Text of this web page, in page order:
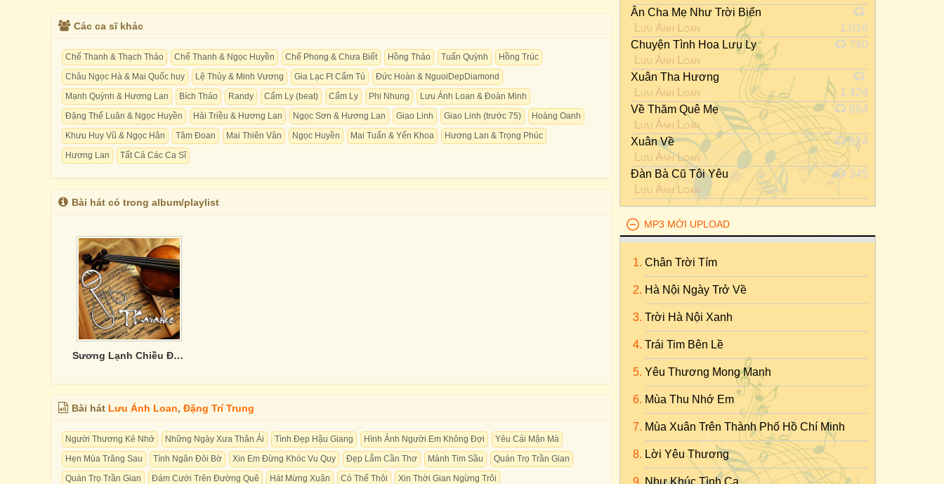
Các ca sĩ khác
Chế Thanh & Thạch Thảo Chế Thanh & Ngọc Huyền Chế Phong & Chưa Biết Hồng Thảo Tuấn Quỳnh
Hồng Trúc
Châu Ngọc Hà & Mai Quốc huy
Lệ Thủy & Minh Vương Gia Lạc Ft Cẩm Tú
Đức Hoàn & NguoiDepDiamond
Mạnh Quỳnh & Hương Lan
Bích Thảo Randy Cẩm Ly (beat) Cẩm Ly Phi Nhung
Lưu Ánh Loan & Đoàn Minh
Đặng Thế Luân & Ngọc Huyền
Hải Triều & Hương Lan Ngọc Sơn & Hương Lan Giao Linh Giao Linh (trước 75)
Hoàng Oanh
Khưu Huy Vũ & Ngọc Hân
Tâm Đoan Mai Thiên Vân Ngọc Huyền Mai Tuấn & Yến Khoa
Hương Lan & Trọng Phúc
Hương Lan
Tất Cả Các Ca Sĩ
Bài hát có trong album/playlist
Sương Lạnh Chiều Đông- Lưu Ánh Loan
Bài hát Lưu Ánh Loan, Đặng Trí Trung
Người Thương Kẻ Nhớ Những Ngày Xưa Thân Ái Tình Đẹp Hậu Giang Hình Ảnh Người Em Không Đợi
Yêu Cái Mặn Mà
Hẹn Mùa Trăng Sau
Tình Ngăn Đôi Bờ Xin Em Đừng Khóc Vu Quy Đẹp Lắm Cần Thơ Mảnh Tim Sầu
Quán Trọ Trần Gian
Quán Trọ Trần Gian
Đám Cưới Trên Đường Quê Hát Mừng Xuân Có Thế Thôi
Xin Thời Gian Ngừng Trôi
Ân Cha Mẹ Như Trời Biển
Lưu Ánh Loan
1.016
Chuyện Tình Hoa Lưu Ly
Lưu Ánh Loan
740
Xuân Tha Hương
Lưu Ánh Loan
1.424
Về Thăm Quê Mẹ
Lưu Ánh Loan
864
Xuân Về
Lưu Ánh Loan
874
Đàn Bà Cũ Tôi Yêu
Lưu Ánh Loan
345
MP3 MỚI UPLOAD
Chân Trời Tím
Hà Nội Ngày Trở Về
Trời Hà Nội Xanh
Trái Tim Bên Lề
Yêu Thương Mong Manh
Mùa Thu Nhớ Em
Mùa Xuân Trên Thành Phố Hồ Chí Minh
Lời Yêu Thương
Như Khúc Tình Ca